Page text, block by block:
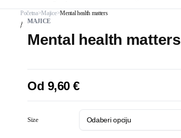
Početna Majice Mental health matters
MAJICE
Mental health matters
Od 9,60€
Size